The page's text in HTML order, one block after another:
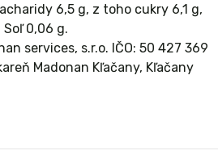
6,5 g, z toho cukry 6,1 g,
0,06 g.
services, s.r.o. IČO: 50 427 369
Madonan Kľačany, Kľačany